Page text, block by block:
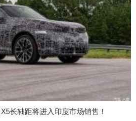
长轴距将进入印度市场销售！